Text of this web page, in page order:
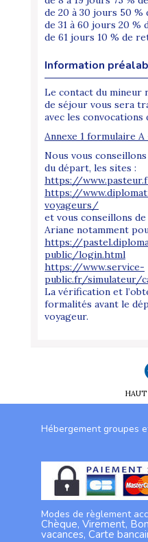
de 20 à 30 jours 50 %
de 31 à 60 jours 20 %
de 61 jours 10 % de
Information
Le contact du mineur
de séjour vous sera
avec les convocations
Annexe 1 formulaire
Nous vous
du départ, les sites :
https://
https://
voyageurs/
et vous conseillons
Ariane notamment
https://
public/login.html
https://www.service-
public.fr/simulateur/
La vérification et
formalités avant le
voyageur.
HAUT
Hébergement groupes
Modes de règlement
Chèque, Virement,
vacances, Carte